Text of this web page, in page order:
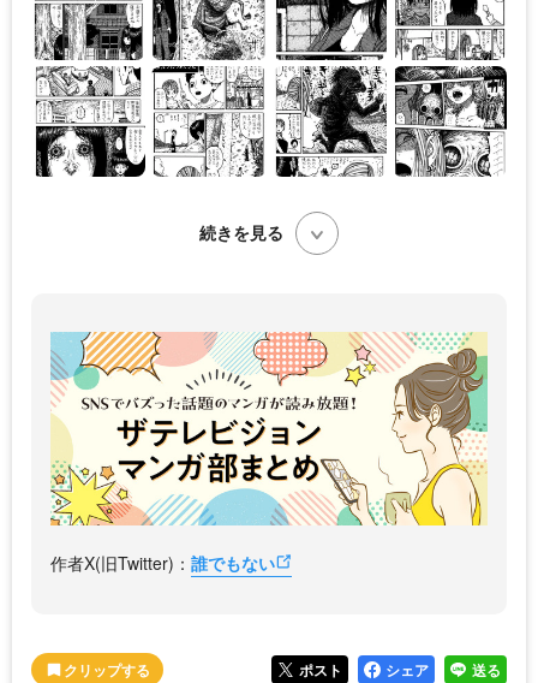
続きを見る
作者X(旧Twitter)： 誰でもない
ポスト シェア 送る